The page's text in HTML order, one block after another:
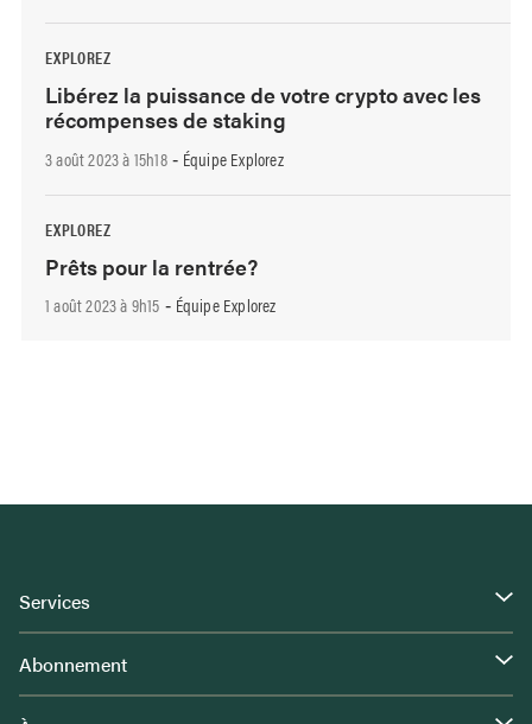
EXPLOREZ
Libérez la puissance de votre crypto avec les
récompenses de staking
3 août 2023 à 15h18- Équipe Explorez
EXPLOREZ
Prêts pour la rentrée?
1 août 2023 à 9h15 - Équipe Explorez
Services
Abonnement